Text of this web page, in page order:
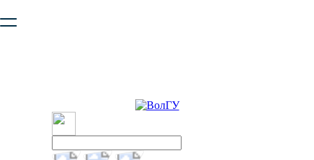
безопасную работу с сайтом. Пожалуйста